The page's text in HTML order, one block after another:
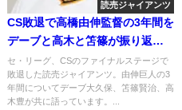
読売ジャイアンツ
CS敗退で高橋由伸監督の3年間を
デーブと高木と笘篠が振り返る
2018年10月19日
セ・リーグ、CSのファイナルステージで
敗退した読売ジャイアンツ。由伸巨人の3
年間についてデーブ大久保、笘篠賢治、高
木豊が共に語っています。...